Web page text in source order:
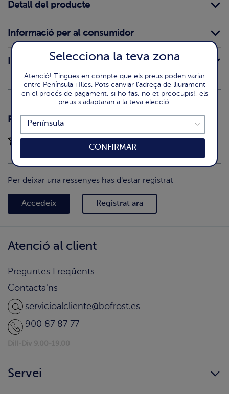
Detall del producte
Informació per al consumidor
Intoleràncies
Ressenyes (0)
0.0 / 5
Per deixar una ressenyes has d'estar registrat
Accedeix Registrat ara
Atenció al client
Preguntes Freqüents
Contacta'ns
servicioalcliente@bofrost.es
900 87 87 77
Servei
Selecciona la teva zona
Atenció! Tingues en compte que els preus poden variar
entre Península i Illes. Pots canviar l'adreça de lliurament
en el procés de pagament, si ho fas, no et preocupis!, els
preus s'adaptaran a la teva elecció.
CONFIRMAR